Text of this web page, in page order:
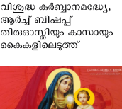
വിശുദ്ധ കുർബ്ബാനമദ്ധ്യേ,
ആർച്ച് ബിഷപ്പ്
തിരുഓസ്തിയും കാസായും
കൈകളിലെടുത്ത്
പകരം ജനങ്ങൾ ദർശിച്ചത്
ഒരു ശിശുവിനെ